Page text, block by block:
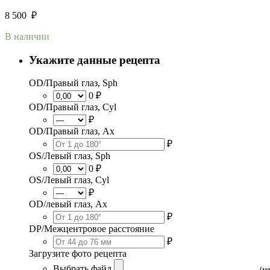
8 500 ₽
В наличии
Укажите данные рецепта
OD/Правый глаз, Sph
0 ₽
OD/Правый глаз, Cyl
₽
OD/Правый глаз, Ax
₽
OS/Левый глаз, Sph
0 ₽
OS/Левый глаз, Cyl
₽
OD/левый глаз, Ax
₽
DP/Межцентровое расстояние
₽
Загрузите фото рецепта